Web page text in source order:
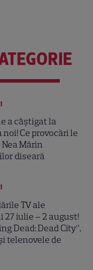
a câștigat la
Ce provocări le
Mărin
diseară
TV ale
27 iulie – 2 august!
Dead: Dead City”,
telenovele de